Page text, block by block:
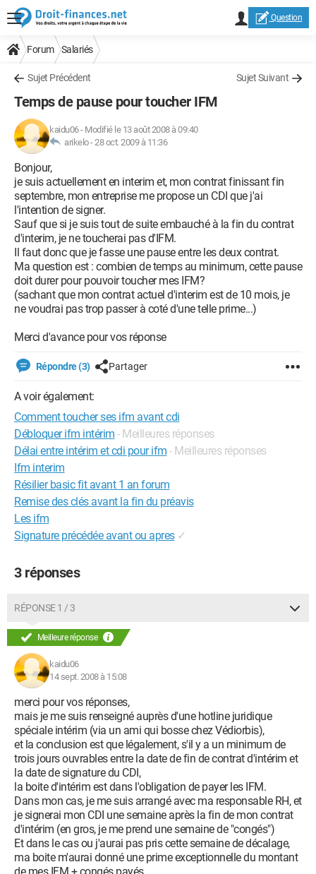
Question
Forum Salariés
Sujet Précédent Sujet Suivant
Temps de pause pour toucher IFM
kaidu06- Modifié le 13 août 2008 à 09:40
arikelo -28 oct. 2009 à 11:36
Bonjour,
je suis actuellement en interim et, mon contrat finissant fin
septembre, mon entreprise me propose un CDI que j'ai
l'intention de signer.
Sauf que si je suis tout de suite embauché à la fin du contrat
d'interim, je ne toucherai pas d'IFM.
Il faut donc que je fasse une pause entre les deux contrat.
Ma question est : combien de temps au minimum, cette pause
doit durer pour pouvoir toucher mes IFM?
(sachant que mon contrat actuel d'interim est de 10 mois, je
ne voudrai pas trop passer à coté d'une telle prime...)
Merci d'avance pour vos réponse
Répondre (3) Partager
A voir également:
Comment toucher ses ifm avant cdi
Débloquer ifm intérim - Meilleures réponses
Délai entre intérim et cdi pour ifm - Meilleures réponses
Ifm interim
Résilier basic fit avant 1 an forum
Remise des clés avant la fin du préavis
Les ifm
Signature précédée avant ou apres ✓
3 réponses
RÉPONSE 1 / 3
Meilleure réponse
kaidu06
14 sept. 2008 à 15:08
merci pour vos réponses,
mais je me suis renseigné auprès d'une hotline juridique
spéciale intérim (via un ami qui bosse chez Védiorbis),
et la conclusion est que légalement, s'il y a un minimum de
trois jours ouvrables entre la date de fin de contrat d'intérim et
la date de signature du CDI,
la boite d'intérim est dans l'obligation de payer les IFM.
Dans mon cas, je me suis arrangé avec ma responsable RH, et
je signerai mon CDI une semaine après la fin de mon contrat
d'intérim (en gros, je me prend une semaine de "congés")
Et dans le cas ou j'aurai pas pris cette semaine de décalage,
ma boite m'aurai donné une prime exceptionnelle du montant